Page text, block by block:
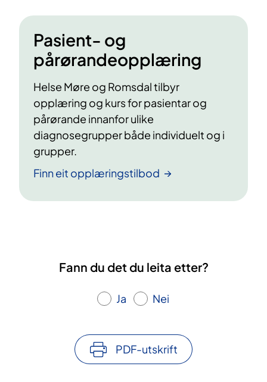
Pasient- og
pårørandeopplæring
Helse Møre og Romsdal tilbyr
opplæring og kurs for pasientar og
pårørande innanfor ulike
diagnosegrupper både individuelt og i
grupper.
Finn eit opplæringstilbod
Fann du det du leita etter?
Ja Nei
PDF-utskrift